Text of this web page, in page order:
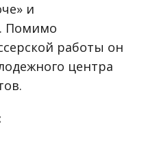
и
Помимо
работы он
центра